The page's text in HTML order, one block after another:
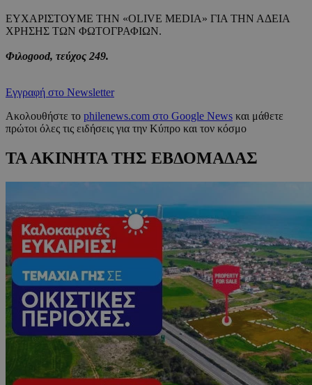
ΕΥΧΑΡΙΣΤΟΥΜΕ ΤΗΝ «OLIVE MEDIA» ΓΙΑ ΤΗΝ ΑΔΕΙΑ
ΧΡΗΣΗΣ ΤΩΝ ΦΩΤΟΓΡΑΦΙΩΝ.
Φιλοgood, τεύχος 249.
Εγγραφή στο Newsletter
Ακολουθήστε το philenews.com στο Google News και μάθετε
πρώτοι όλες τις ειδήσεις για την Κύπρο και τον κόσμο
ΤΑ ΑΚΙΝΗΤΑ ΤΗΣ ΕΒΔΟΜΑΔΑΣ